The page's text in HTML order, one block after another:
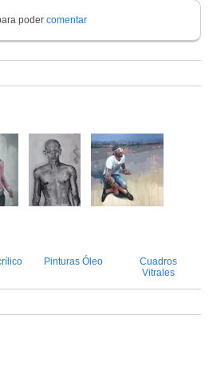
poder comentar
Pinturas Óleo
Cuadros
Vitrales